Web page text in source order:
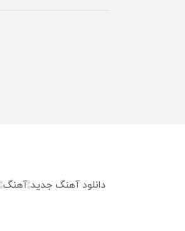
دانلود آهنگ جدید آهنگ